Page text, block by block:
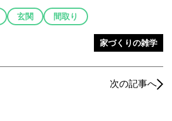
玄関 間取り
家づくりの雑学
次の記事へ